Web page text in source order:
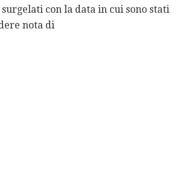
con la data in cui sono stati
nota di